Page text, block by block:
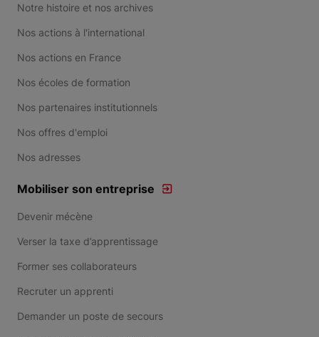
Notre histoire et nos archives
Nos actions à l'international
Nos actions en France
Nos écoles de formation
Nos partenaires institutionnels
Nos offres d'emploi
Nos adresses
Mobiliser son entreprise
Devenir mécène
Verser la taxe d’apprentissage
Former ses collaborateurs
Recruter un apprenti
Demander un poste de secours